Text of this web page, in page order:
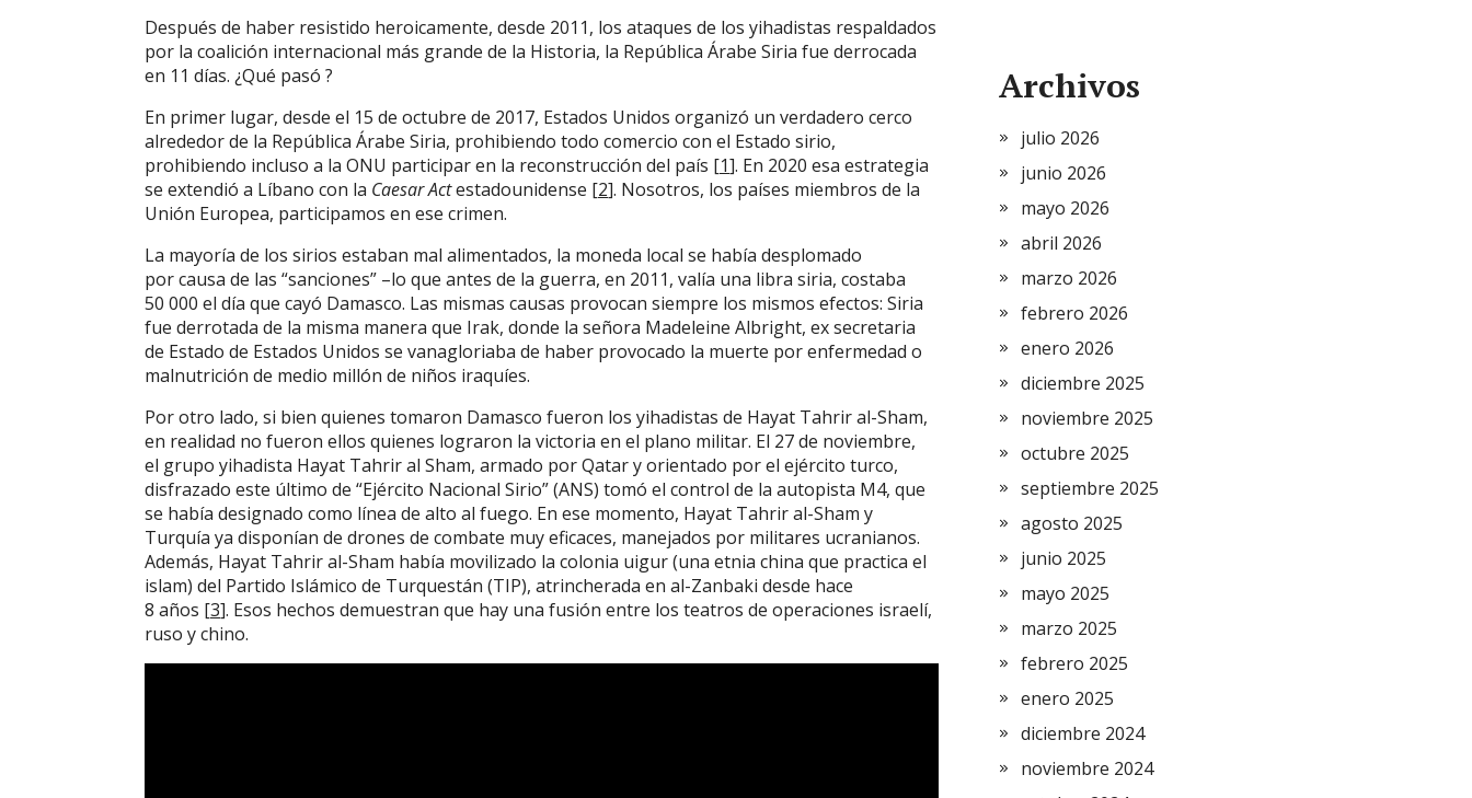
Después de haber resistido heroicamente, desde 2011, los ataques de los yihadistas respaldados
por la coalición internacional más grande de la Historia, la República Árabe Siria fue derrocada
en 11 días. ¿Qué pasó ?
En primer lugar, desde el 15 de octubre de 2017, Estados Unidos organizó un verdadero cerco
alrededor de la República Árabe Siria, prohibiendo todo comercio con el Estado sirio,
prohibiendo incluso a la ONU participar en la reconstrucción del país [1]. En 2020 esa estrategia
se extendió a Líbano con la Caesar Actestadounidense [2]. Nosotros, los países miembros de la
Unión Europea, participamos en ese crimen.
La mayoría de los sirios estaban mal alimentados, la moneda local se había desplomado
por causa de las “sanciones” –lo que antes de la guerra, en 2011, valía una libra siria, costaba
50 000 el día que cayó Damasco. Las mismas causas provocan siempre los mismos efectos: Siria
fue derrotada de la misma manera que Irak, donde la señora Madeleine Albright, ex secretaria
de Estado de Estados Unidos se vanagloriaba de haber provocado la muerte por enfermedad o
malnutrición de medio millón de niños iraquíes.
Por otro lado, si bien quienes tomaron Damasco fueron los yihadistas de Hayat Tahrir al-Sham,
en realidad no fueron ellos quienes lograron la victoria en el plano militar. El 27 de noviembre,
el grupo yihadista Hayat Tahrir al Sham, armado por Qatar y orientado por el ejército turco,
disfrazado este último de “Ejército Nacional Sirio” (ANS) tomó el control de la autopista M4, que
se había designado como línea de alto al fuego. En ese momento, Hayat Tahrir al-Sham y
Turquía ya disponían de drones de combate muy eficaces, manejados por militares ucranianos.
Además, Hayat Tahrir al-Sham había movilizado la colonia uigur (una etnia china que practica el
islam) del Partido Islámico de Turquestán (TIP), atrincherada en al-Zanbaki desde hace
8 años [3]. Esos hechos demuestran que hay una fusión entre los teatros de operaciones israelí,
ruso y chino.
Archivos
julio 2026
junio 2026
mayo 2026
abril 2026
marzo 2026
febrero 2026
enero 2026
diciembre 2025
noviembre 2025
octubre 2025
septiembre 2025
agosto 2025
junio 2025
mayo 2025
marzo 2025
febrero 2025
enero 2025
diciembre 2024
noviembre 2024